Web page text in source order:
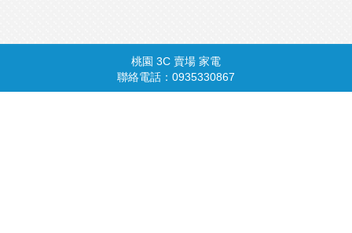
請由此進入
桃園 3C 賣場 家電
聯絡電話：0935330867